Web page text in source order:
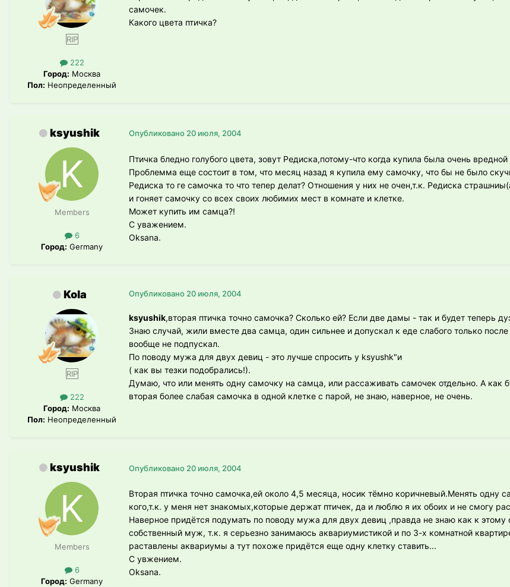
RIP
222
Город: Москва
Пол: Неопределенный
самочек.
Какого цвета птичка?
ksyushik
Members
6
Город: Germany
Опубликовано 20 июля, 2004
Птичка бледно голубого цвета, зовут Редиска,потому-что когда купила была очень
Проблемма еще состоит в том, что месяц назад я купила ему самочку, что бы не было
Редиска то ге самочка то что тепер делат? Отношения у них не очен,т.к. Редиска
и гоняет самочку со всех своих любимих мест в комнате и клетке.
Может купить им самца?!
С уважением.
Oksana.
Kola
RIP
222
Город: Москва
Пол: Неопределенный
Опубликовано 20 июля, 2004
ksyushik,вторая птичка точно самочка? Сколько ей? Если две дамы - так и будет теперь
Знаю случай, жили вместе два самца, один сильнее и допускал к еде слабого только
вообще не подпускал.
По поводу мужа для двух девиц - это лучше спросить у ksyushk"и
( как вы тезки подобрались!).
Думаю, что или менять одну самочку на самца, или рассаживать самочек отдельно. А как
вторая более слабая самочка в одной клетке с парой, не знаю, наверное, не очень.
ksyushik
Members
6
Город: Germany
Опубликовано 20 июля, 2004
Вторая птичка точно самочка,ей около 4,5 месяца, носик тёмно коричневый.Менять одну
кого,т.к. у меня нет знакомых,которые держат птичек, да и люблю я их обоих и не смогу
Наверное придётся подумать по поводу мужа для двух девиц ,правда не знаю как к этому
собственный муж, т.к. я серьезно занимаюсь аквариумистикой и по 3-х комнатной
раставлены аквариумы а тут похоже придётся еще одну клетку ставить...
С увжением.
Oksana.